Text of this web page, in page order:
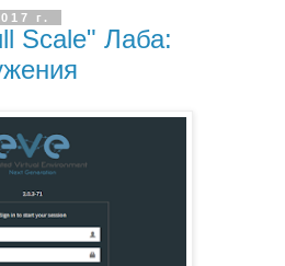
г.
Scale" Лаба: